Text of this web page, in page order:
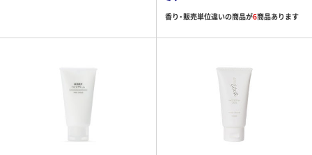
香り・販売単位違いの商品が6商品あります